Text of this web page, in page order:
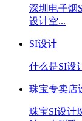
深圳电子烟
设计空...
SI设计
什么是SI设
珠宝专卖店
珠宝SI设计